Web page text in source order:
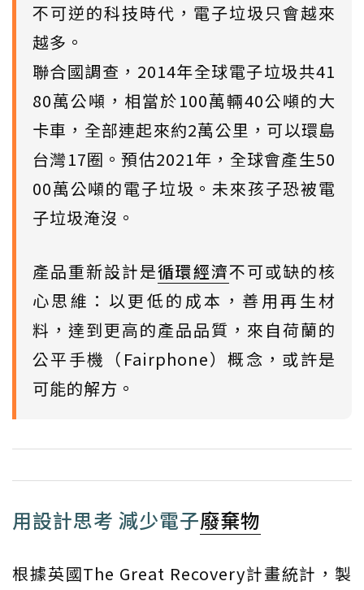
不可逆的科技時代，電子垃圾只會越來
越多。
聯合國調查，2014年全球電子垃圾共41
80萬公噸，相當於100萬輛40公噸的大
卡車，全部連起來約2萬公里，可以環島
台灣17圈。預估2021年，全球會產生50
00萬公噸的電子垃圾。未來孩子恐被電
子垃圾淹沒。
產品重新設計是循環經濟不可或缺的核
心思維：以更低的成本，善用再生材
料，達到更高的產品品質，來自荷蘭的
公平手機（Fairphone）概念，或許是
可能的解方。
用設計思考 減少電子廢棄物
根據英國The Great Recovery計畫統計，製